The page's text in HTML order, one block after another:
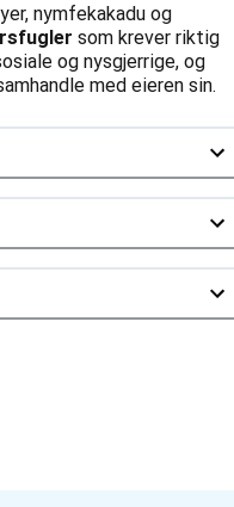
nymfekakadu og
som krever riktig
og nysgjerrige, og
med eieren sin.